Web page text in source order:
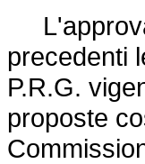
precedenti
P.R.G.
proposte